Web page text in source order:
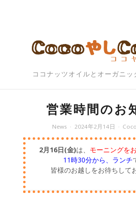
ココナッツオイルとオーガニッ
営業時間のお
News 2024年2月14日
2月16日(金)は、 モーニングを
11時30分から、ランチ
皆様のお越しをお待ちして